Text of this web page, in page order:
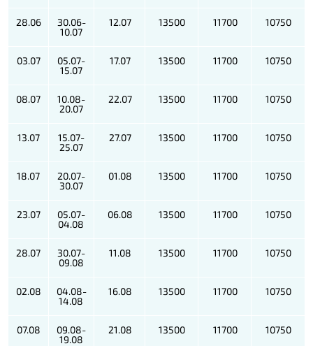
28.06
30.06-
10.07
12.07 13500 11700 10750
03.07
05.07-
15.07
17.07 13500 11700 10750
08.07
10.08-
20.07
22.07 13500 11700 10750
13.07
15.07-
25.07
27.07 13500 11700 10750
18.07
20.07-
30.07
01.08 13500 11700 10750
23.07
05.07-
04.08
06.08 13500 11700 10750
28.07
30.07-
09.08
11.08 13500 11700 10750
02.08
04.08-
14.08
16.08 13500 11700 10750
07.08
09.08-
19.08
21.08 13500 11700 10750